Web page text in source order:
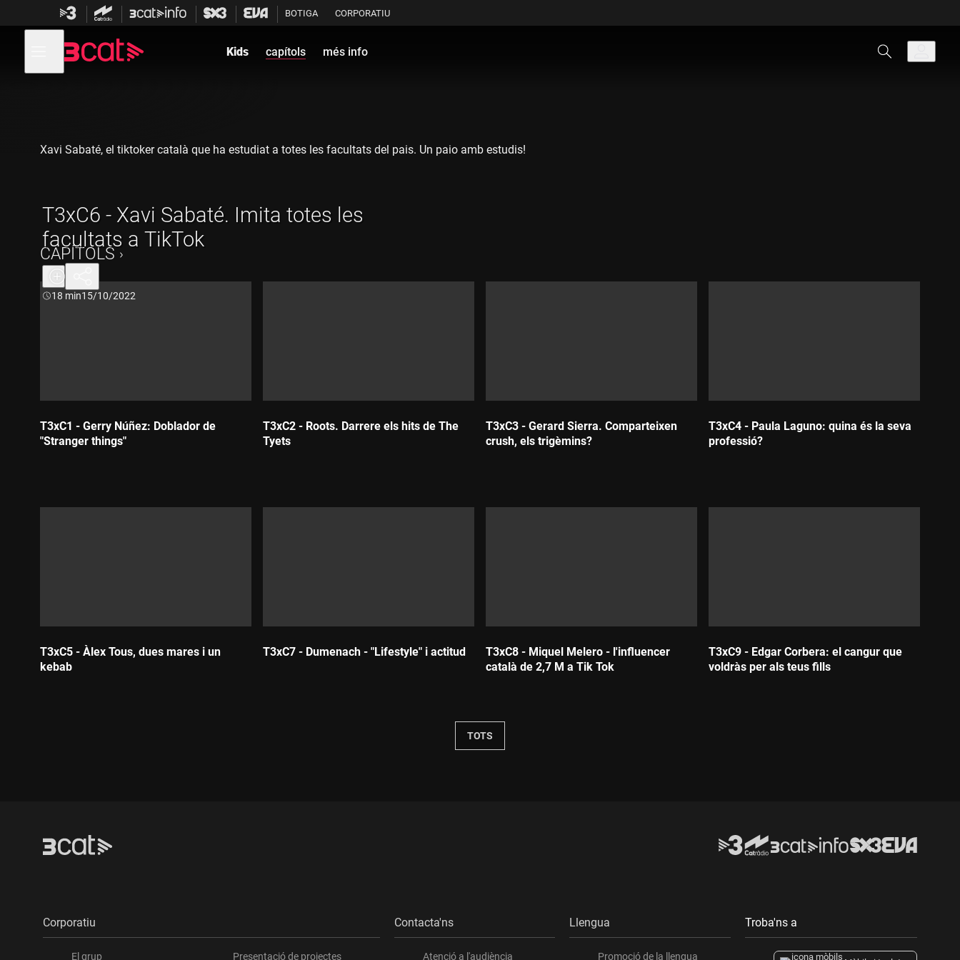
contingut
BOTIGA CORPORATIU
menú
de
Kids capítols més info
T3xC6 - Xavi Sabaté. Imita totes les
facultats a TikTok
Durada:
18 min15/10/2022
Xavi Sabaté, el tiktoker català que ha estudiat a totes les facultats del pais. Un paio amb estudis!
CAPÍTOLS
T3xC1 - Gerry Núñez: Doblador de
"Stranger things"
T3xC2 - Roots. Darrere els hits de The
Tyets
T3xC3 - Gerard Sierra. Comparteixen
crush, els trigèmins?
T3xC4 - Paula Laguno: quina és la seva
professió?
T3xC5 - Àlex Tous, dues mares i un
kebab
T3xC7 - Dumenach - "Lifestyle" i actitud
T3xC8 - Miquel Melero - l'influencer
català de 2,7 M a Tik Tok
T3xC9 - Edgar Corbera: el cangur que
voldràs per als teus fills
TOTS
Corporatiu
El grup Presentació de projectes
Contacta'ns
Atenció a l'audiència
Llengua
Promoció de la llengua
Troba'ns a